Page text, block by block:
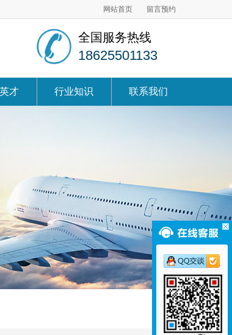
网站首页 留言预约
全国服务热线
18625501133
才 行业知识 联系我们